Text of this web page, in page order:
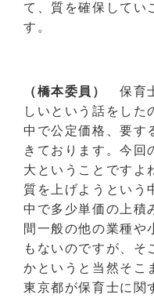
て、質を確保してい
す。
（橋本委員）
保育
しいという話をした
中で公定価格、要す
きております。今回
大ということですよ
質を上げようという
中で多少単価の上積
間一般の他の業種や
もないのですが、そ
かというと当然そこ
東京都が保育士に関